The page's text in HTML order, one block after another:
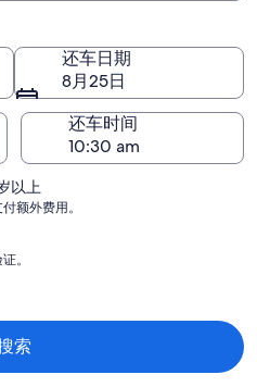
还车日期
8月25日
还车时间
以上
额外费用。
。
索